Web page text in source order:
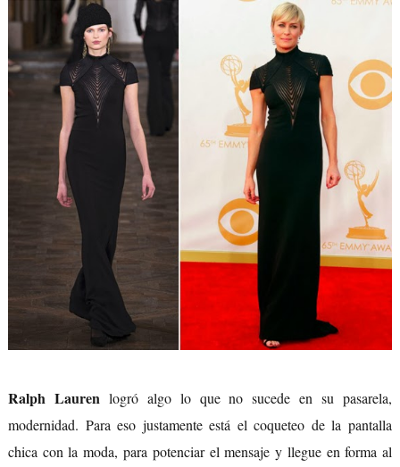
Ralph Lauren logró algo lo que no sucede en su pasarela,
modernidad. Para eso justamente está el coqueteo de la pantalla
chica con la moda, para potenciar el mensaje y llegue en forma al